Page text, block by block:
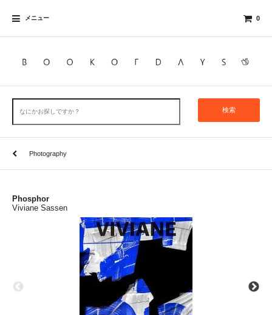
メニュー 0
検索
Photography
Phosphor
Viviane Sassen